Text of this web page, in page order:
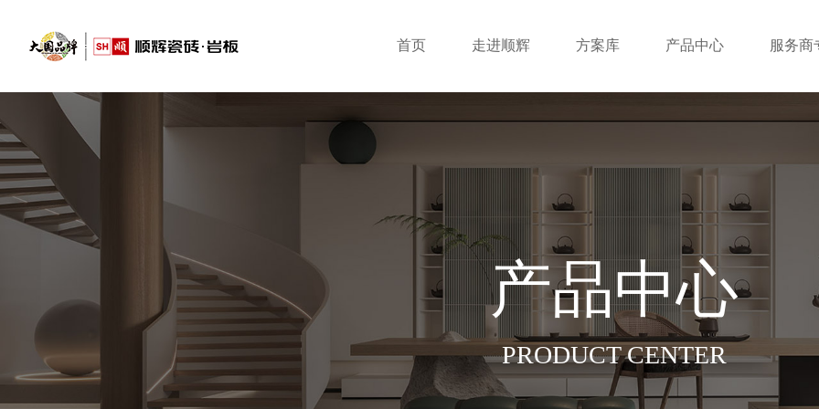
首页 走进顺辉 方案库 产品中心 服务商
产品中心
PRODUCT CENTER